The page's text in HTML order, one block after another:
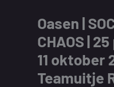
Oasen |
CHAOS |
11 oktober
Teamuitje